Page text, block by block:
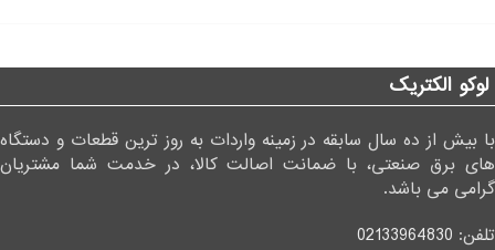
لوکو الکتریک
با بیش از ده سال سابقه در زمینه واردات به روز ترین قطعات و دستگاه
های برق صنعتی، با ضمانت اصالت کالا، در خدمت شما مشتریان
گرامی می باشد.
تلفن: 02133964830